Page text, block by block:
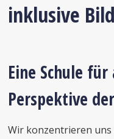
inklusive
Eine Schule
Perspektive
Wir konzentrieren uns